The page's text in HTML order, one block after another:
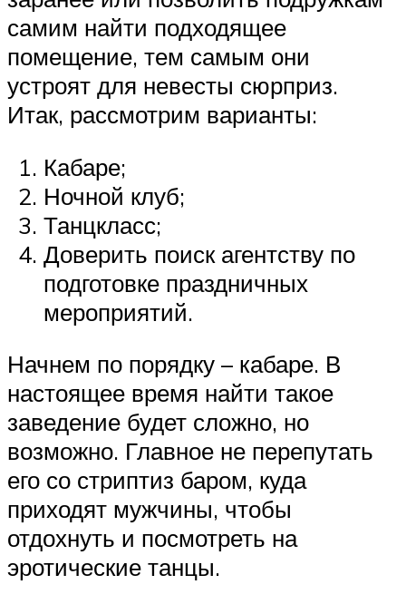
самим найти подходящее
помещение, тем самым они
устроят для невесты сюрприз.
Итак, рассмотрим варианты:
Кабаре;
Ночной клуб;
Танцкласс;
Доверить поиск агентству по
подготовке праздничных
мероприятий.
Начнем по порядку – кабаре. В
настоящее время найти такое
заведение будет сложно, но
возможно. Главное не перепутать
его со стриптиз баром, куда
приходят мужчины, чтобы
отдохнуть и посмотреть на
эротические танцы.